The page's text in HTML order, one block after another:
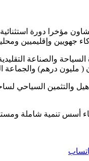
مؤخرا دورة
جهويين وإقليميين
درهم) والجماعة الحضرية
والتثمين السياحي
أسس تنمية شاملة